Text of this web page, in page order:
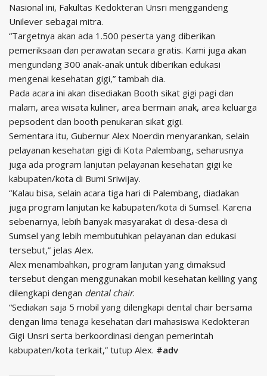
Nasional ini, Fakultas Kedokteran Unsri menggandeng
Unilever sebagai mitra.
“Targetnya akan ada 1.500 peserta yang diberikan
pemeriksaan dan perawatan secara gratis. Kami juga akan
mengundang 300 anak-anak untuk diberikan edukasi
mengenai kesehatan gigi,” tambah dia.
Pada acara ini akan disediakan Booth sikat gigi pagi dan
malam, area wisata kuliner, area bermain anak, area keluarga
pepsodent dan booth penukaran sikat gigi.
Sementara itu, Gubernur Alex Noerdin menyarankan, selain
pelayanan kesehatan gigi di Kota Palembang, seharusnya
juga ada program lanjutan pelayanan kesehatan gigi ke
kabupaten/kota di Bumi Sriwijay.
“Kalau bisa, selain acara tiga hari di Palembang, diadakan
juga program lanjutan ke kabupaten/kota di Sumsel. Karena
sebenarnya, lebih banyak masyarakat di desa-desa di
Sumsel yang lebih membutuhkan pelayanan dan edukasi
tersebut,” jelas Alex.
Alex menambahkan, program lanjutan yang dimaksud
tersebut dengan menggunakan mobil kesehatan keliling yang
dilengkapi dengan dental chair.
“Sediakan saja 5 mobil yang dilengkapi dental chair bersama
dengan lima tenaga kesehatan dari mahasiswa Kedokteran
Gigi Unsri serta berkoordinasi dengan pemerintah
kabupaten/kota terkait,” tutup Alex. #adv